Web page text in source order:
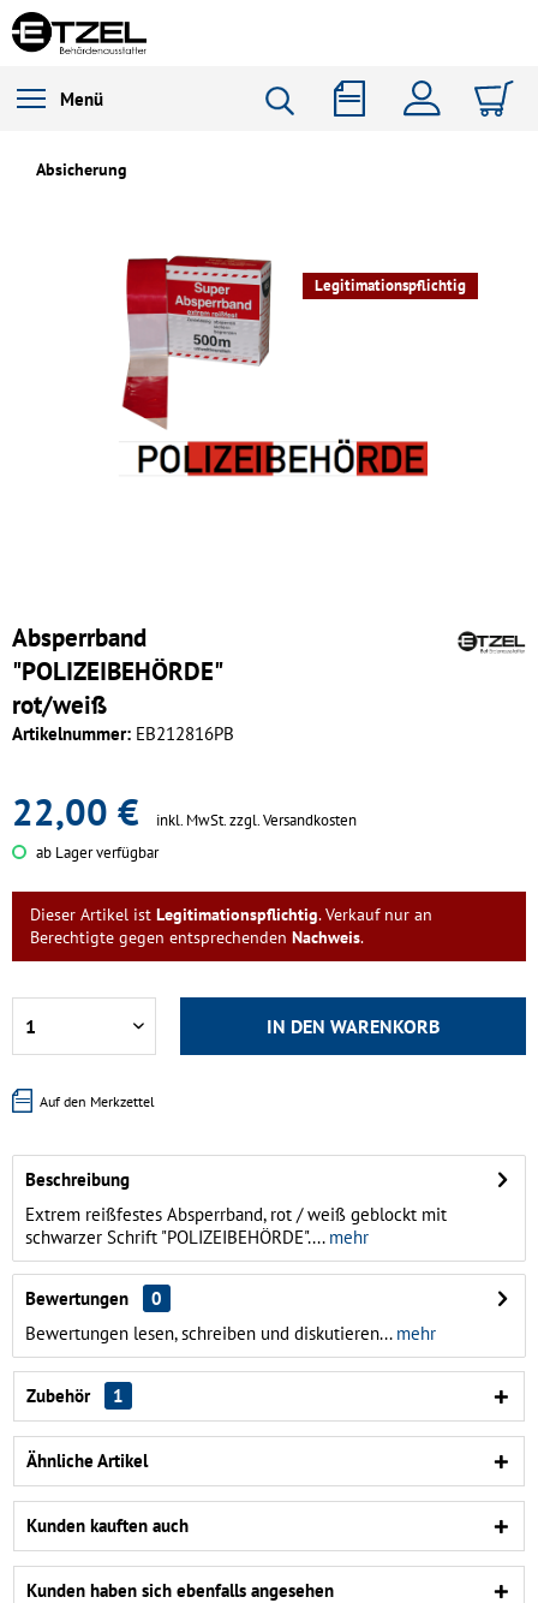
Menü
Absicherung
Legitimationspflichtig
Absperrband
"POLIZEIBEHÖRDE"
rot/weiß
Artikelnummer: EB212816PB
22,00 € inkl. MwSt.zzgl. Versandkosten
ab Lager verfügbar
Dieser Artikel ist Legitimationspflichtig. Verkauf nur an
Berechtigte gegen entsprechenden Nachweis.
IN DEN WARENKORB
Auf den Merkzettel
Beschreibung
Extrem reißfestes Absperrband, rot / weiß geblockt mit
schwarzer Schrift "POLIZEIBEHÖRDE"....mehr
Bewertungen
0
Bewertungen lesen, schreiben und diskutieren...mehr
Zubehör 1
Ähnliche Artikel
Kunden kauften auch
Kunden haben sich ebenfalls angesehen